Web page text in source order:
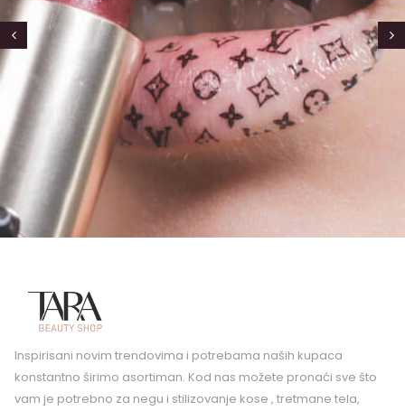
Inspirisani novim trendovima i potrebama naših kupaca
konstantno širimo asortiman. Kod nas možete pronaći sve što
vam je potrebno za negu i stilizovanje kose , tretmane tela,